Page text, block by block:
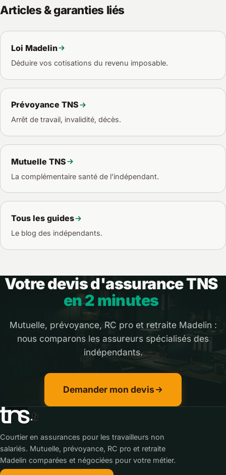
Articles & garanties liés
Loi Madelin
Déduire vos cotisations du revenu imposable.
Prévoyance TNS
Arrêt de travail, invalidité, décès.
Mutuelle TNS
La complémentaire santé de l'indépendant.
Tous les guides
Le blog des indépendants.
Votre devis d'assurance TNS
en 2 minutes
Mutuelle, prévoyance, RC pro et retraite Madelin :
nous comparons les assureurs spécialisés des
indépendants.
Demander mon devis
Courtier en assurances pour les travailleurs non
salariés. Mutuelle, prévoyance, RC pro et retraite
Madelin comparées et négociées pour votre métier.